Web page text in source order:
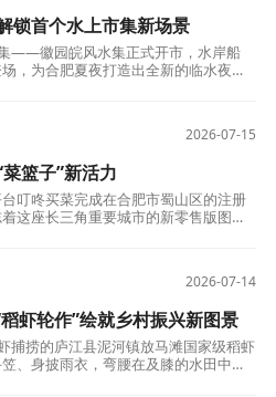
锁首个水上市集新场景
徽园皖风水集正式开市，水岸船
，为合肥夏夜打造出全新的临水夜游
2026-07-15
篮子”新活力
咚买菜完成在合肥市蜀山区的注册
这座长三角重要城市的新零售版图再
2026-07-14
虾轮作”绘就乡村振兴新图景
捞的庐江县泥河镇放马滩国家级稻虾
、身披雨衣，弯腰在及膝的水田中熟